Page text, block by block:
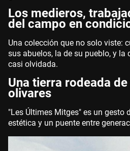
Los medieros,
del campo en
Una colección que no solo viste:
sus abuelos, la de su pueblo, y la
casi olvidada.
Una tierra rodeada
olivares
"Les Últimes Mitges" es un gesto
estética y un puente entre